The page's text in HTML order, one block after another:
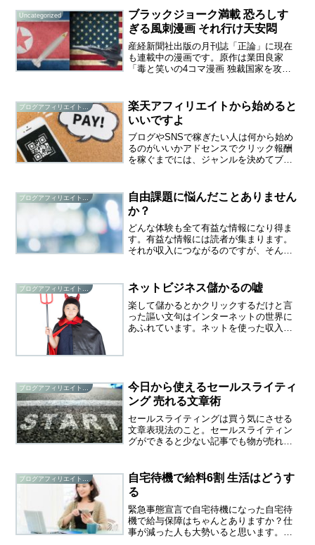
Uncategorized
ブラックジョーク満載 恐ろしす
ぎる風刺漫画 それ行け天安悶
産経新聞社出版の月刊誌「正論」に現在
も連載中の漫画です。原作は業田良家
「毒と笑いの4コマ漫画 独裁国家を攻め
悶・・・独裁国家 大華国の元国家主席ト
ランプタワー大統領・・・米...
楽天アフィリエイトから始めると
いいですよ
ブログやSNSで稼ぎたい人は何から始め
るのがいいかアドセンスでクリック報酬
を稼ぐまでには、ジャンルを決めてブロ
ません。最近は審査も厳しくなっている
と言います。審査さえ通...
自由課題に悩んだことありません
か？
どんな体験も全て有益な情報になり得ま
す。有益な情報には読者が集まります。
それが収入につながるのですが、そんな
されやすい理由があります。この場合の
集客とはネット上でアクセ...
ブログアフィリエイト研究 ネットビジネス儲かるの嘘
楽して儲かるとかクリックするだけと言
った謳い文句はインターネットの世界に
あふれています。ネットを使った収入の
ブログアフィリエイト研究
今日から使えるセールスライティ
ング 売れる文章術
セールスライティングは買う気にさせる
文章表現法のこと。セールスライティン
グができると少ない記事でも物が売れま
の武器生の営業場面ではこの流れを作り
上げることがセールスの基...
ブログアフィリエイト研究
自宅待機で給料6割 生活はどうす
る
緊急事態宣言で自宅待機になった自宅待
機で給与保障はちゃんとありますか？仕
事が減った人も大勢いると思います。リ